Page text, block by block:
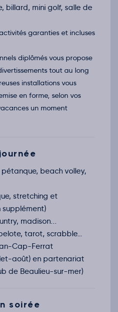
Retour le Mer. 28 oct. 26
Retour le Jeu. 29 oct. 26
Retour le Ven. 30 oct. 26
Retour le Sam. 31 oct. 26
Retour le Dim. 01 nov. 26
billard, mini golf, salle de
garanties et incluses
diplômés vous propose
tout au long
installations vous
en forme, selon vos
un moment
pétanque, beach volley,
stretching et
madison...
tarot, scrabble…
Cap-Ferrat
août) en partenariat
de Beaulieu-sur-mer)
soirée